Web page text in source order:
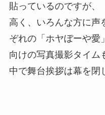
貼っているのですが、
高く、いろんな方に声
ぞれの「ホヤぼーや愛
向けの写真撮影タイム
中で舞台挨拶は幕を閉